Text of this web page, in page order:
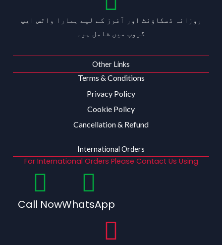
روزانہ ڈسکاؤنٹ اور آفرز کے لیے ہمارا واٹس ایپ
گروپ میں شامل ہو۔
Other Links
Terms & Conditions
Privacy Policy
Cookie Policy
Cancellation & Refund
International Orders
For International Orders Please Contact Us Using
Call NowWhatsApp